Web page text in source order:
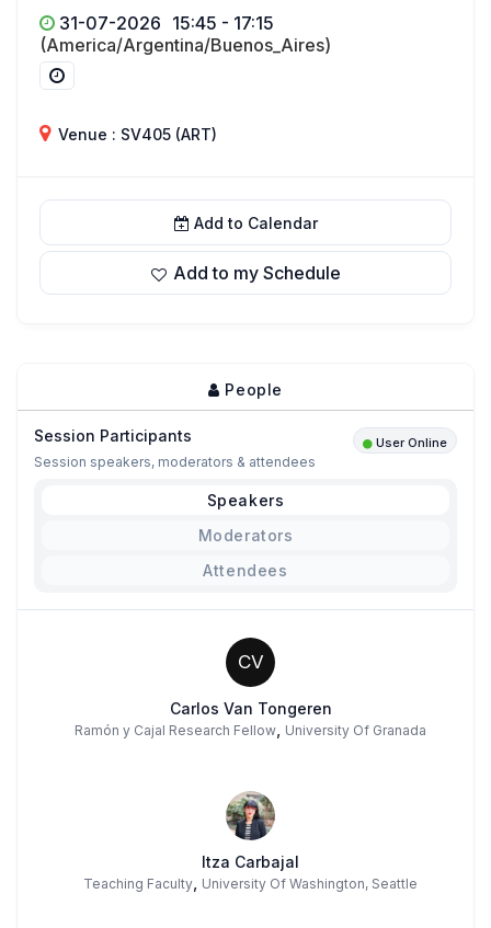
31-07-2026 15:45 - 17:15
(America/Argentina/Buenos_Aires)
Venue : SV405 (ART)
Add to Calendar
Add to my Schedule
People
Session Participants User Online
Session speakers, moderators & attendees
Speakers
Moderators
Attendees
CV
Carlos Van Tongeren
Ramón y Cajal Research Fellow, University Of Granada
Itza Carbajal
Teaching Faculty, University Of Washington, Seattle